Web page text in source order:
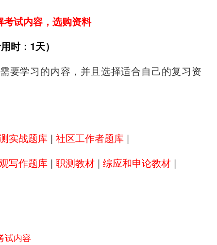
试内容，选购资料
用时：1天）
学习的内容，并且选择适合自己的复习资
实战题库 | 社区工作者题库 |
写作题库 | 职测教材 | 综应和申论教材 |
试内容